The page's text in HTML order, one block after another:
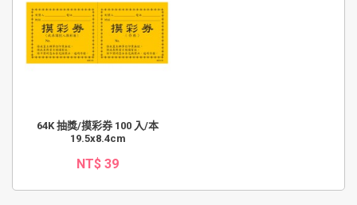
64K 抽獎/摸彩券 100 入/本
19.5x8.4cm
NT$ 39